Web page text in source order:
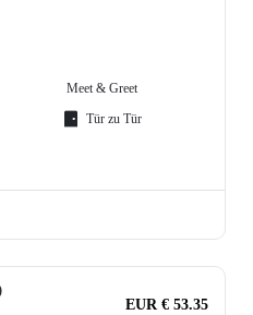
Meet & Greet
Tür zu Tür
EUR € 53.35